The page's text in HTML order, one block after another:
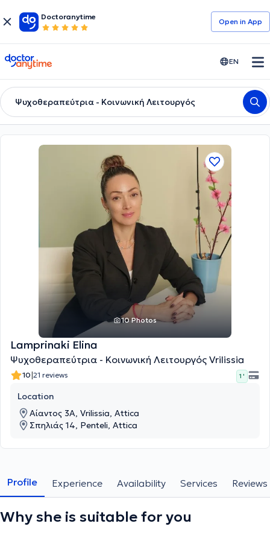
Doctoranytime
Open in Αpp
doctoranytime EN
Ψυχοθεραπεύτρια - Κοινωνική Λειτουργός
10 Photos
Lamprinaki Elina
Ψυχοθεραπεύτρια - Κοινωνική Λειτουργός Vrilissia
10|21 reviews 1 '
Location
Αίαντος 3Α, Vrilissia, Attica
Σπηλιάς 14, Penteli, Attica
Profile Experience Availability Services Reviews
Why she is suitable for you